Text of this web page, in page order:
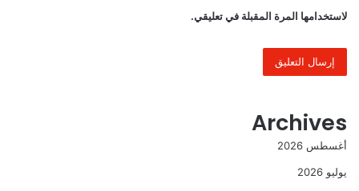
لاستخدامها المرة المقبلة في تعليقي.
Archives
أغسطس 2026
يوليو 2026